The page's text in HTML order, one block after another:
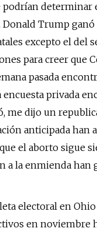
Trump
excepto el del
para creer que
pasada
encuesta privada
me dijo un
anticipada han
el aborto sigue
a la enmienda
electoral en
en noviembre